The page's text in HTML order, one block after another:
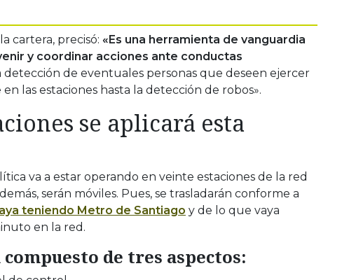
cartera, precisó: «Es una herramienta de vanguardia
y coordinar acciones ante conductas
detección de eventuales personas que deseen ejercer
las estaciones hasta la detección de robos».
se aplicará esta
va a estar operando en veinte estaciones de la red
serán móviles. Pues, se trasladarán conforme a
teniendo Metro de Santiago y de lo que vaya
en la red.
de tres aspectos: